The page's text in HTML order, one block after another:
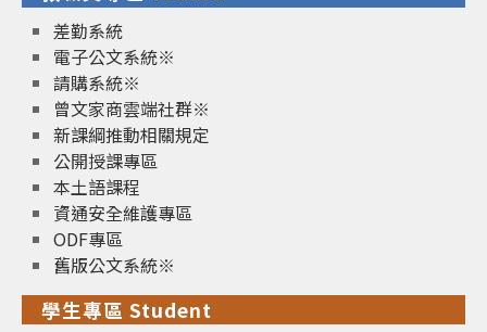
差勤系統
電子公文系統※
請購系統※
曾文家商雲端社群※
新課綱推動相關規定
公開授課專區
本土語課程
資通安全維護專區
ODF專區
舊版公文系統※
學生專區 Student